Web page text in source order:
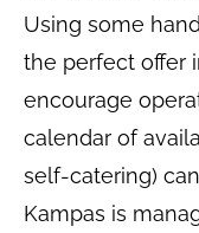
Using some
the perfect offer
encourage
calendar of
self-catering)
Kampas is